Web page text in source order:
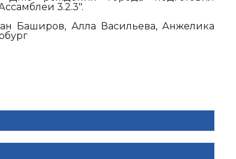
3.2.3".
Баширов, Алла Васильева, Анжелика